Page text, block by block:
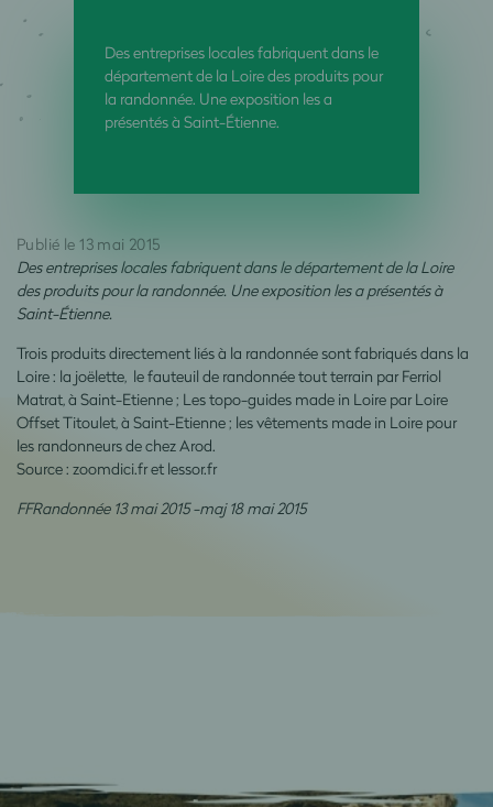
Des entreprises locales fabriquent dans le
département de la Loire des produits pour
la randonnée. Une exposition les a
présentés à Saint-Étienne.
Publié le 13 mai 2015
Des entreprises locales fabriquent dans le département de la Loire
des produits pour la randonnée. Une exposition les a présentés à
Saint-Étienne.
Trois produits directement liés à la randonnée sont fabriqués dans la
Loire : la joëlette, le fauteuil de randonnée tout terrain par Ferriol
Matrat, à Saint-Etienne ; Les topo-guides made in Loire par Loire
Offset Titoulet, à Saint-Etienne ; les vêtements made in Loire pour
les randonneurs de chez Arod.
Source : zoomdici.fr et lessor.fr
FFRandonnée 13 mai 2015 -maj 18 mai 2015